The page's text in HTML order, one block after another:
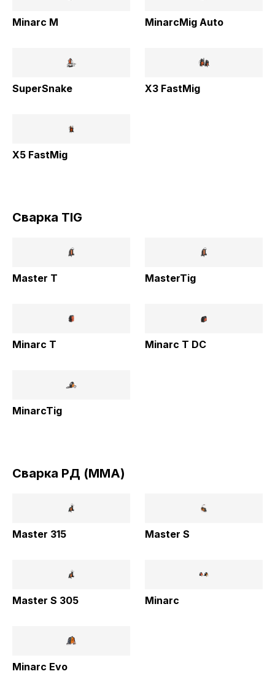
Minarc M MinarcMig Auto
SuperSnake X3 FastMig
X5 FastMig
Сварка TIG
Master T MasterTig
Minarc T Minarc T DC
MinarcTig
Сварка РД (MMA)
Master 315 Master S
Master S 305 Minarc
Minarc Evo